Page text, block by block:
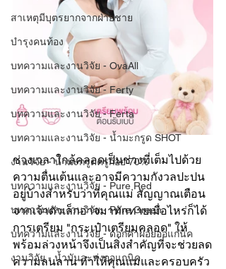
สาเหตุมีบุตรยากจากฝ่ายชาย
บำรุงคนท้อง
บทความและงานวิจัย - OvaAll
บทความและงานวิจัย - Ferty
บทความและงานวิจัย - Ferta
บทความและงานวิจัย - น้ำมะกรูด SHOT
งานวิจัย - น้ำมะกรูดครูก้อย 70%
บทความและงานวิจัย - Pure Red
บทความและงานวิจัย - Pure Green
บทความและงานวิจัย - ดอกคำฝอยออแกนิค
งานวิจัย - น้ำมันละหุ่งออแกนิค
ช่วงเวลาใกล้คลอดเป็นช่วงที่เต็มไปด้วย
ความตื่นเต้นและอาจมีความกังวลปะปน
อยู่บ้างสำหรับว่าที่คุณแม่ สัญญาณเตือน
จากเจ้าตัวเล็กอาจมาทักทายเมื่อไหร่ก็ได้
การเตรียม "กระเป๋าเตรียมคลอด" ให้
พร้อมล่วงหน้าจึงเป็นสิ่งสำคัญที่จะช่วยลด
ความลนลาน ทำให้คุณแม่และครอบครัว